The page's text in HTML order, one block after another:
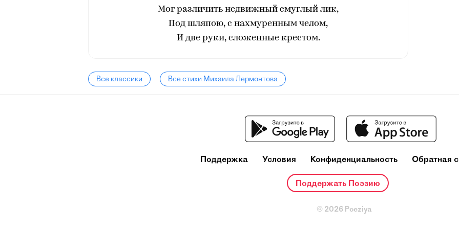
Мог различить недвижный смуглый лик,
Под шляпою, с нахмуренным челом,
И две руки, сложенные крестом.
Все классики Все стихи Михаила Лермонтова
Поддержка Условия Конфиденциальность Обратная
Поддержать Поэзию
© 2026 Poeziya